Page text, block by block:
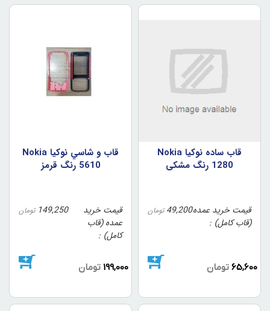
قاب ساده نوکيا Nokia
1280 رنگ مشکي
قیمت خرید عمده
(قاب کامل)
49,200 تومان
65,600 تومان
قاب و شاسي نوکيا Nokia
5610 رنگ قرمز
قیمت خرید
عمده (قاب
کامل)
149,250 تومان
199,000 تومان